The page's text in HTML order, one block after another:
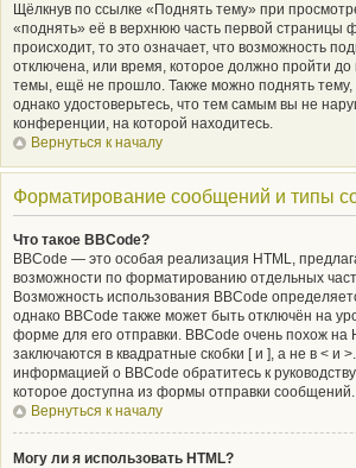
Щёлкнув по ссылке «Поднять тему» при
«поднять» её в верхнюю часть первой страницы
происходит, то это означает, что возможность
отключена, или время, которое должно пройти до
темы, ещё не прошло. Также можно поднять тему,
однако удостоверьтесь, что тем самым вы не
конференции, на которой находитесь.
Вернуться к началу
Форматирование сообщений и типы
Что такое BBCode?
BBCode — это особая реализация HTML,
возможности по форматированию отдельных
Возможность использования BBCode
однако BBCode также может быть отключён на
форме для его отправки. BBCode очень похож на
заключаются в квадратные скобки [ и ], а не в < и
информацией о BBCode обратитесь к
которое доступна из формы отправки сообщений.
Вернуться к началу
Могу ли я использовать HTML?